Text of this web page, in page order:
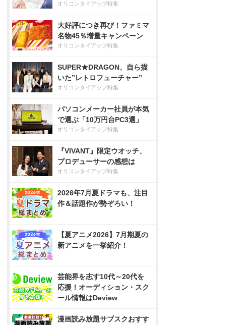
オリコンタイアップ特集
大好評につき再び！ファミマ
名物45％増量キャンペーン
オリコンタイアップ特集
SUPER★DRAGON、自ら描
いた”レトロフューチャー”
オリコンタイアップ特集
パソコンメーカー社員が本気
で選ぶ「10万円台PC3選」
オリコンタイアップ特集
『VIVANT』限定ウオッチ、
プロデューサーの感想は
オリコンタイアップ特集
2026年7月夏ドラマも、注目
作＆話題作が勢ぞろい！
【夏アニメ2026】7月期夏の
新アニメを一挙紹介！
芸能界を志す10代～20代を
応援！オーディション・スク
ール情報はDeview
漫画読み放題サブスクおすす